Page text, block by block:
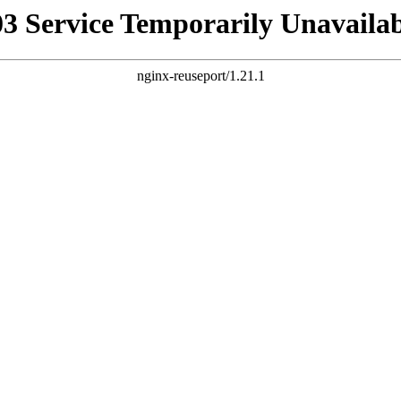
Service Temporarily
nginx-reuseport/1.21.1